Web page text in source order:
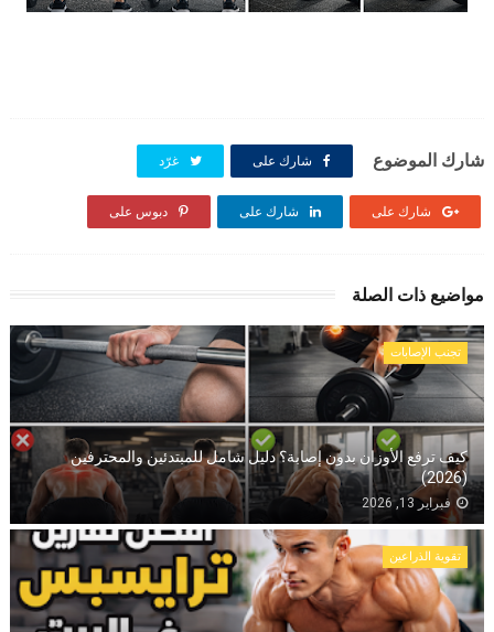
شارك الموضوع شارك على غرّد
شارك على شارك على دبوس على
مواضيع ذات الصلة
تجنب الإصابات
كيف ترفع الأوزان بدون إصابة؟ دليل شامل للمبتدئين والمحترفين
(2026)
فبراير 13, 2026
تقوية الذراعين